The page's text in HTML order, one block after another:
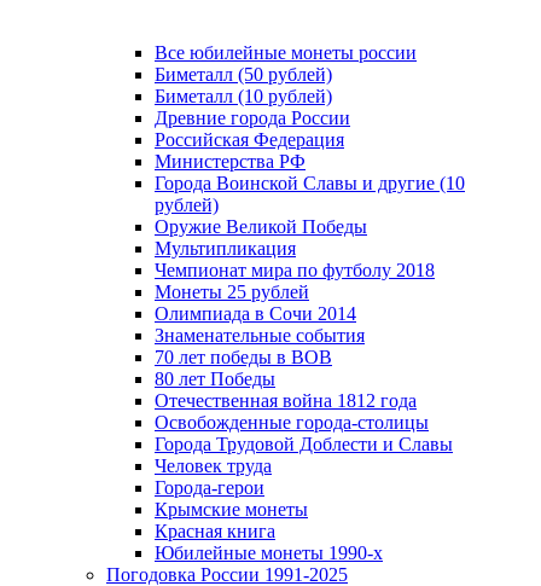
Все юбилейные монеты россии
Биметалл (50 рублей)
Биметалл (10 рублей)
Древние города России
Российская Федерация
Министерства РФ
Города Воинской Славы и другие (10
рублей)
Оружие Великой Победы
Мультипликация
Чемпионат мира по футболу 2018
Монеты 25 рублей
Олимпиада в Сочи 2014
Знаменательные события
70 лет победы в ВОВ
80 лет Победы
Отечественная война 1812 года
Освобожденные города-столицы
Города Трудовой Доблести и Славы
Человек труда
Города-герои
Крымские монеты
Красная книга
Юбилейные монеты 1990-х
Погодовка России 1991-2025